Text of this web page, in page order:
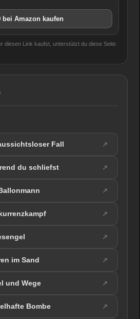
bei Amazon kaufen
diesen Link kaufst, unterstützt du diese Seite
Fall ↗
du schliefst ↗
↗
↗
↗
im Sand ↗
und Wege ↗
Bombe ↗